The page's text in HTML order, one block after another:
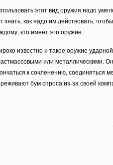
этот вид оружия надо
знать, как надо им действовать,
кто имеет это оружие.
известно и такое оружие
или металлическими.
к сочленению, соединяться
бум спроса из-за своей